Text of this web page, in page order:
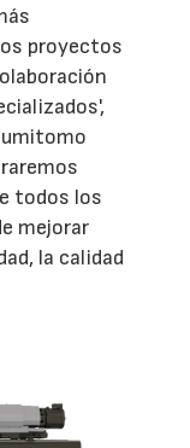
proyectos
todos los
mejorar
la calidad